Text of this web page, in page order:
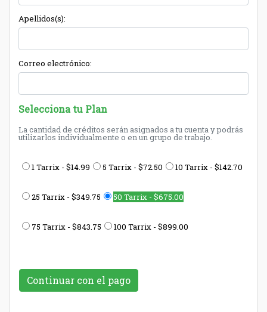
Apellidos(s):
Correo electrónico:
Selecciona tu Plan
La cantidad de créditos serán asignados a tu cuenta y podrás
utilizarlos individualmente o en un grupo de trabajo.
1 Tarrix - $14.99 5 Tarrix - $72.50 10 Tarrix - $142.70
25 Tarrix - $349.75 50 Tarrix - $675.00
75 Tarrix - $843.75 100 Tarrix - $899.00